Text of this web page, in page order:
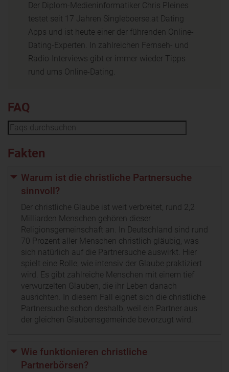
Der Diplom-Medieninformatiker Chris Pleines
testet seit 17 Jahren Singleboerse.at Dating
Apps und ist heute einer der führenden Online-
Dating-Experten. In zahlreichen Fernseh- und
Radio-Interviews gibt er immer wieder Tipps
rund ums Online-Dating.
FAQ
Fakten
Warum ist die christliche Partnersuche
sinnvoll?
Der christliche Glaube ist weit verbreitet, rund 2,2
Milliarden Menschen gehören dieser
Religionsgemeinschaft an. In Deutschland sind rund
70 Prozent aller Menschen christlich gläubig, was
sich natürlich auf die Partnersuche auswirkt. Hier
spielt eine Rolle, wie intensiv der Glaube praktiziert
wird. Es gibt zahlreiche Menschen mit einem tief
verwurzelten Glauben, die ihr Leben danach
ausrichten. In diesem Fall eignet sich die christliche
Partnersuche schon deshalb, weil ein Partner aus
der gleichen Glaubensgemeinde bevorzugt wird.
Wie funktionieren christliche
Partnerbörsen?